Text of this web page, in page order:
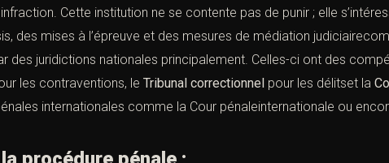
Cette institution ne se contente pas de punir ; elle
des mises à l’épreuve et des mesures de médiation
des juridictions nationales principalement. Celles-ci ont des
les contraventions, le Tribunal correctionnel pour les délitset la
internationales comme la Cour pénaleinternationale ou